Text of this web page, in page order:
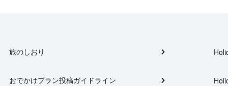
旅のしおり
おでかけプラン投稿ガイドライン